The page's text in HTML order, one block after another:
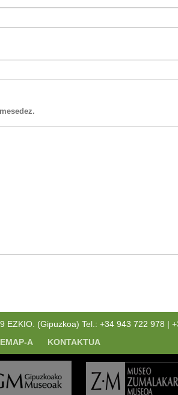
EZKIO. (Gipuzkoa) Tel.: +34 943 722 978 |
A KONTAKTUA